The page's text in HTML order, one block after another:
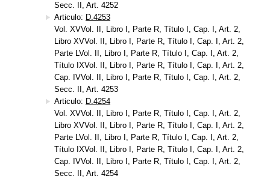
Secc. II, Art. 4252
Articulo: D.4253
Vol. XVVol. II, Libro I, Parte R, Título I, Cap. I, Art. 2,
Libro XVVol. II, Libro I, Parte R, Título I, Cap. I, Art. 2,
Parte LVol. II, Libro I, Parte R, Título I, Cap. I, Art. 2,
Título IXVol. II, Libro I, Parte R, Título I, Cap. I, Art. 2,
Cap. IVVol. II, Libro I, Parte R, Título I, Cap. I, Art. 2,
Secc. II, Art. 4253
Articulo: D.4254
Vol. XVVol. II, Libro I, Parte R, Título I, Cap. I, Art. 2,
Libro XVVol. II, Libro I, Parte R, Título I, Cap. I, Art. 2,
Parte LVol. II, Libro I, Parte R, Título I, Cap. I, Art. 2,
Título IXVol. II, Libro I, Parte R, Título I, Cap. I, Art. 2,
Cap. IVVol. II, Libro I, Parte R, Título I, Cap. I, Art. 2,
Secc. II, Art. 4254